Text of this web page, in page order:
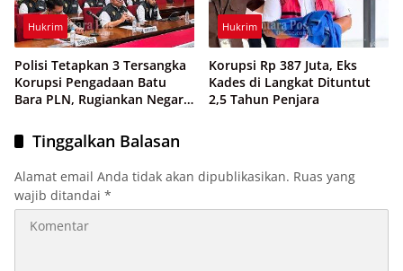
Hukrim
Polisi Tetapkan 3 Tersangka
Korupsi Pengadaan Batu
Bara PLN, Rugiankan Negara
Hukrim
Korupsi Rp 387 Juta, Eks
Kades di Langkat Dituntut
2,5 Tahun Penjara
Tinggalkan Balasan
Alamat email Anda tidak akan dipublikasikan. Ruas yang
wajib ditandai *